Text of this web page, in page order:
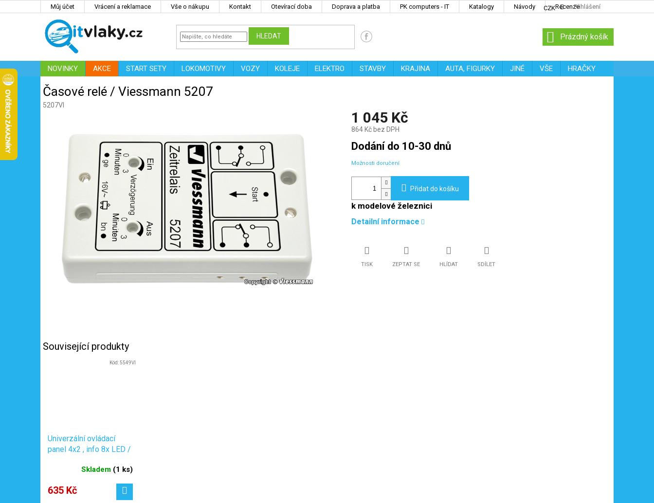
Můj účet Vrácení a reklamace Vše o nákupu Kontakt Otevírací doba Doprava a platba PK computers - IT Katalogy Návody Recenze
CZK Přihlášení
HLEDAT
NÁKUPNÍ
KOŠÍK
Prázdný košík
NOVINKY AKCE START SETY LOKOMOTIVY VOZY KOLEJE ELEKTRO STAVBY KRAJINA AUTA, FIGURKY JINÉ VŠE
HRAČKY
IT
Časové relé / Viessmann 5207
5207VI
1 045 Kč
864 Kč bez DPH
Měrná
cena:
Dodání do 10-30 dnů
Možnosti doručení
Přidat do košíku
k modelové železnici
Detailní informace
TISK ZEPTAT SE HLÍDAT SDÍLET
Související produkty
Univerzální ovládací
panel 4x2 , info 8x LED /
Skladem (1 ks)
635 Kč
Kód:5549VI